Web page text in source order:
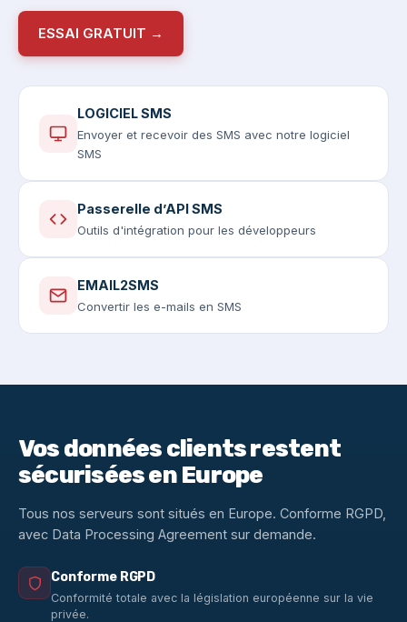
ESSAI GRATUIT →
LOGICIEL SMS
Envoyer et recevoir des SMS avec notre logiciel
SMS
Passerelle d’API SMS
Outils d'intégration pour les développeurs
EMAIL2SMS
Convertir les e-mails en SMS
Vos données clients restent
sécurisées en Europe
Tous nos serveurs sont situés en Europe. Conforme RGPD,
avec Data Processing Agreement sur demande.
Conforme RGPD
Conformité totale avec la législation européenne sur la vie
privée.